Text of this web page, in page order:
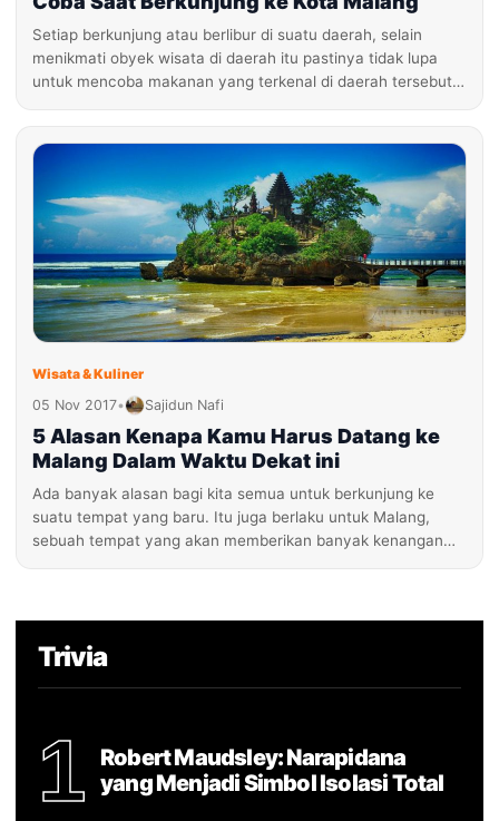
Setiap berkunjung atau berlibur di suatu daerah, selain
menikmati obyek wisata di daerah itu pastinya tidak lupa
untuk mencoba makanan yang terkenal di daerah tersebut…
Wisata & Kuliner
05 Nov 2017• Sajidun Nafi
5 Alasan Kenapa Kamu Harus Datang ke
Malang Dalam Waktu Dekat ini
Ada banyak alasan bagi kita semua untuk berkunjung ke
suatu tempat yang baru. Itu juga berlaku untuk Malang,
sebuah tempat yang akan memberikan banyak kenangan…
Trivia
1
Robert Maudsley: Narapidana
yang Menjadi Simbol Isolasi Total